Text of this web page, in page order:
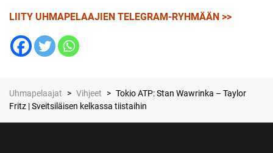
LIITY UHMAPELAAJIEN TELEGRAM-RYHMÄÄN >>
Uhmapelaajat > Vihjeet > Tokio ATP: Stan Wawrinka – Taylor
Fritz | Sveitsiläisen kelkassa tiistaihin